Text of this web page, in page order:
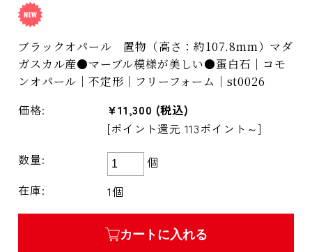
ブラックオパール 置物（高さ：約107.8mm）マダ
ガスカル産●マーブル模様が美しい●蛋白石｜コモ
ンオパール｜不定形｜フリーフォーム｜st0026
価格: ¥11,300 (税込)
[ポイント還元 113ポイント～]
数量:
個
在庫:
1個
カートに入れる